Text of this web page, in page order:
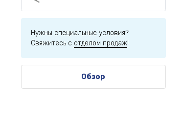
Нужны специальные условия?
Свяжитесь с отделом продаж!
Обзор